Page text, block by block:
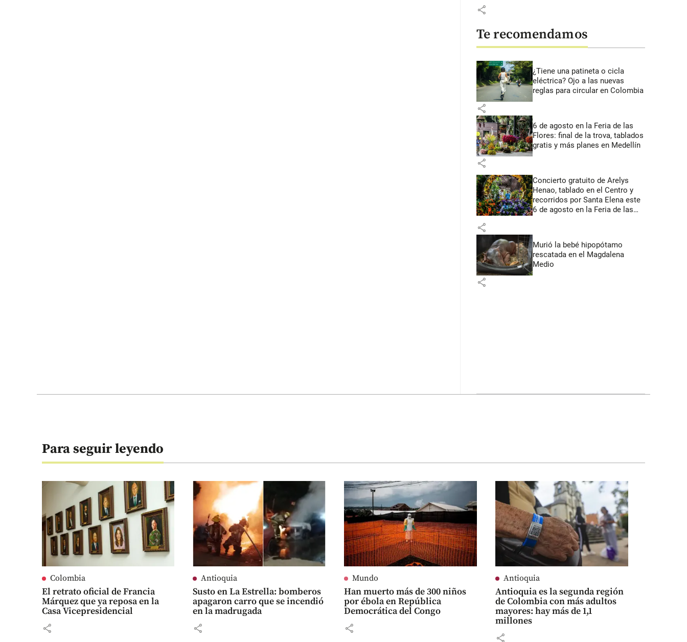
share
Te recomendamos
¿Tiene una patineta o cicla
eléctrica? Ojo a las nuevas
reglas para circular en Colombia
share
6 de agosto en la Feria de las
Flores: final de la trova, tablados
gratis y más planes en Medellín
share
Concierto gratuito de Arelys
Henao, tablado en el Centro y
recorridos por Santa Elena este
6 de agosto en la Feria de las
share
Murió la bebé hipopótamo
rescatada en el Magdalena
Medio
share
Para seguir leyendo
Colombia
El retrato oficial de Francia
Márquez que ya reposa en la
Casa Vicepresidencial
share
Antioquia
Susto en La Estrella: bomberos
apagaron carro que se incendió
en la madrugada
share
Mundo
Han muerto más de 300 niños
por ébola en República
Democrática del Congo
share
Antioquia
Antioquia es la segunda región
de Colombia con más adultos
mayores: hay más de 1,1
millones
share